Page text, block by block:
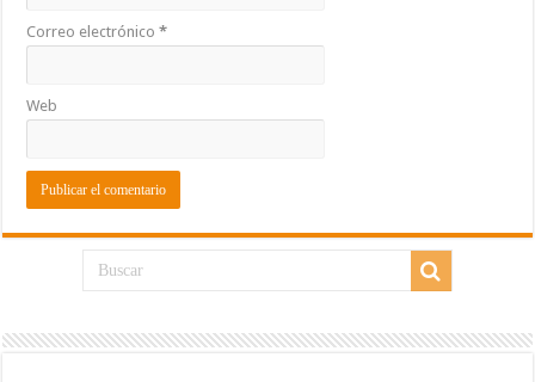
Correo electrónico*
Web